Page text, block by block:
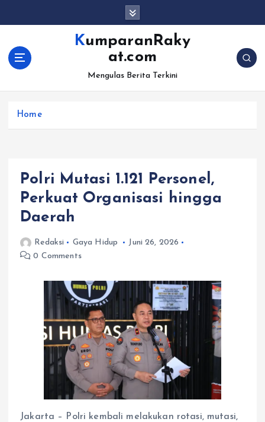
KumparanRaky
at.com
Mengulas Berita Terkini
Home
Polri Mutasi 1.121 Personel,
Perkuat Organisasi hingga
Daerah
Redaksi Gaya Hidup
Juni 26, 2026
0 Comments
Jakarta – Polri kembali melakukan rotasi, mutasi,